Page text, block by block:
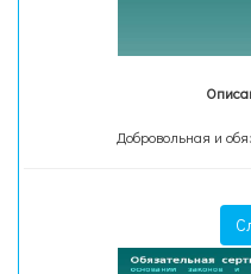
Добровольная и